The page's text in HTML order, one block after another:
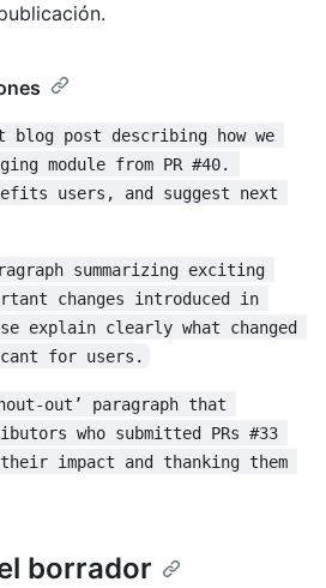
blog post describing how we
module from PR #40.
users, and suggest next
summarizing exciting
changes introduced in
explain clearly what changed
for users.
out’ paragraph that
who submitted PRs #33
impact and thanking them
borrador